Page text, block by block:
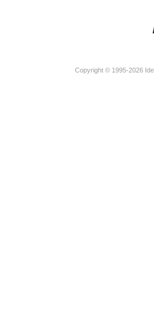
Copyright © 1995-2026